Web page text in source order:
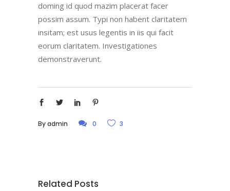
doming id quod mazim placerat facer
possim assum. Typi non habent claritatem
insitam; est usus legentis in iis qui facit
eorum claritatem. Investigationes
demonstraverunt.
Byadmin 0 3
Related Posts